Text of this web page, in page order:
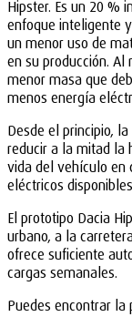
Hipster. Es un 20 %
enfoque inteligente
un menor uso de
en su producción.
menor masa que
menos energía
Desde el principio,
reducir a la mitad la
vida del vehículo en
eléctricos
El prototipo Dacia
urbano, a la
ofrece suficiente
cargas semanales.
Puedes encontrar